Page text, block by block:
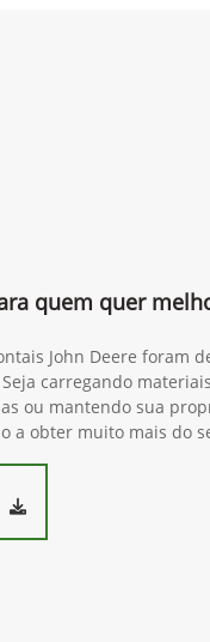
quem quer
John Deere foram
carregando
ou mantendo sua
a obter muito mais do